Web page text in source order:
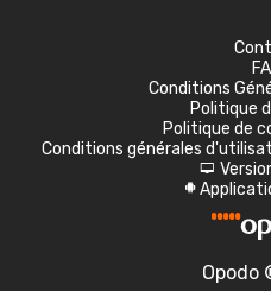
Conditions
Politique
Politique de
Conditions générales
d
A
Opodo